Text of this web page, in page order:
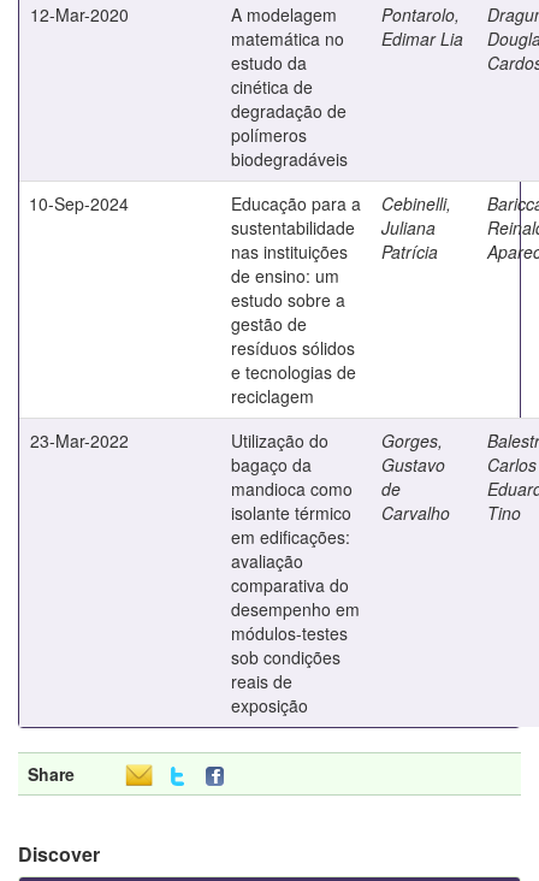
12-Mar-2020
A modelagem
matemática no
estudo da
cinética de
degradação de
polímeros
biodegradáveis
Pontarolo,
Edimar Lia
10-Sep-2024
Educação para a
sustentabilidade
nas instituições
de ensino: um
estudo sobre a
gestão de
resíduos sólidos
e tecnologias de
reciclagem
Cebinelli,
Juliana
Patrícia
23-Mar-2022
Utilização do
bagaço da
mandioca como
isolante térmico
em edificações:
avaliação
comparativa do
desempenho em
módulos-testes
sob condições
reais de
exposição
Gorges,
Gustavo
de
Carvalho
Carlos
Tino
Share
Discover